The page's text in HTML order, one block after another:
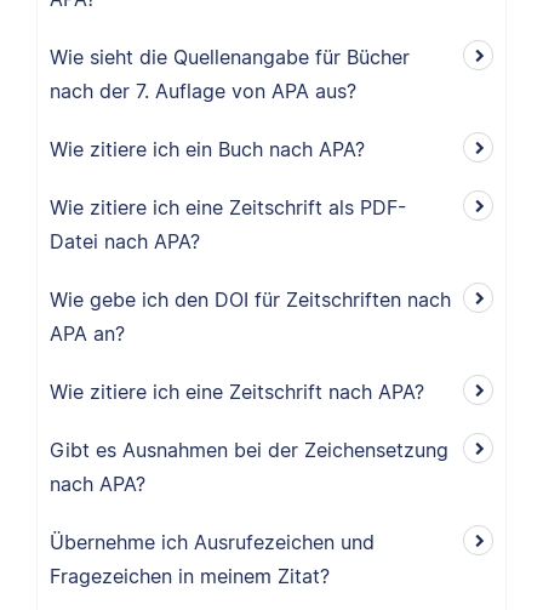
Wie sieht die Quellenangabe für Bücher
nach der 7. Auflage von APA aus?
Wie zitiere ich ein Buch nach APA?
Wie zitiere ich eine Zeitschrift als PDF-
Datei nach APA?
Wie gebe ich den DOI für Zeitschriften nach
APA an?
Wie zitiere ich eine Zeitschrift nach APA?
Gibt es Ausnahmen bei der Zeichensetzung
nach APA?
Übernehme ich Ausrufezeichen und
Fragezeichen in meinem Zitat?